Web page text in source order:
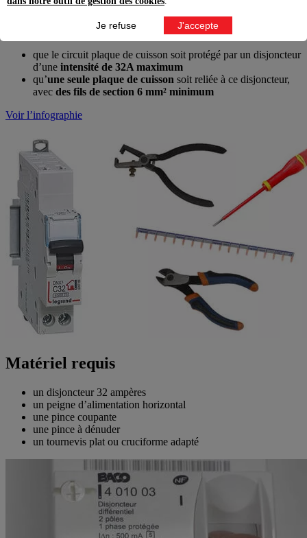
Vous pouvez maintenant vous lancer dans la création du circuit
Attention, la norme impose :
que le circuit plaque de cuisson soit protégé par un disjoncteur
d’une intensité de 32A maximum
qu’une seule plaque de cuisson soit reliée à ce disjoncteur,
avec des fils de section 6 mm² minimum
Voir l’infographie
Matériel requis
un disjoncteur 32 ampères
un peigne d’alimentation horizontal
une pince coupante
une pince à dénuder
un tournevis plat ou cruciforme adapté
Je refuse J'accepte